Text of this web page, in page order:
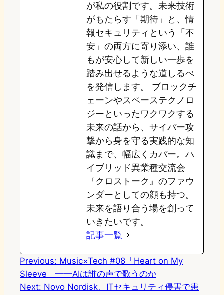
が私の役割です。未来技術
がもたらす「期待」と、情
報セキュリティという「不
安」の両方に寄り添い、誰
もが安心して新しい一歩を
踏み出せるような道しるべ
を発信します。 ブロックチ
ェーンやスペーステクノロ
ジーといったワクワクする
未来の話から、サイバー攻
撃から身を守る実践的な知
識まで、幅広くカバー。ハ
イブリッド異業種交流会
『クロストーク』のファウ
ンダーとしての顔も持つ。
未来を語り合う場を創って
いきたいです。
記事一覧
Previous: Music×Tech #08「Heart on My
Sleeve」——AIは誰の声で歌うのか
Next: Novo Nordisk、ITセキュリティ侵害で患